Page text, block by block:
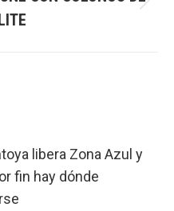
libera Zona Azul y
fin hay dónde